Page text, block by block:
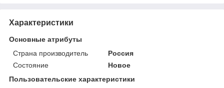
Характеристики
Основные атрибуты
Страна производитель
Россия
Состояние
Новое
Пользовательские характеристики